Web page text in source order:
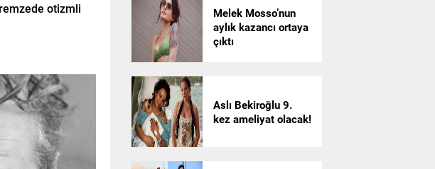
otizmli
Melek Mosso’nun
aylık kazancı ortaya
çıktı
Aslı Bekiroğlu 9.
kez ameliyat olacak!